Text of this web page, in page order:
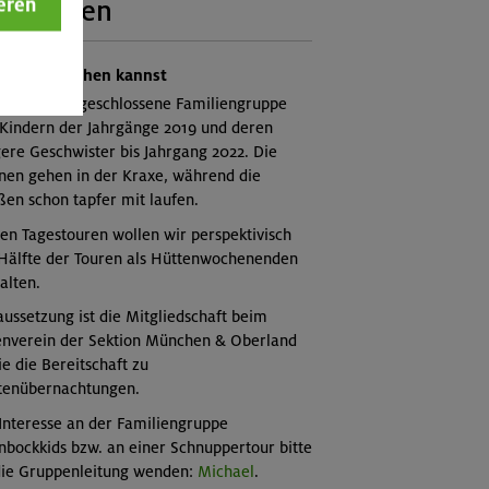
du mitmachen kannst
starten als geschlossene Familiengruppe
der Jahrgänge 2019 und deren
Geschwister bis Jahrgang 2022. Die
gehen in der Kraxe, während die
schon tapfer mit laufen.
Tagestouren wollen wir perspektivisch
der Touren als Hüttenwochenenden
ist die Mitgliedschaft beim
der Sektion München & Oberland
die Bereitschaft zu
an der Familiengruppe
bzw. an einer Schnuppertour bitte
Gruppenleitung wenden: Michael.